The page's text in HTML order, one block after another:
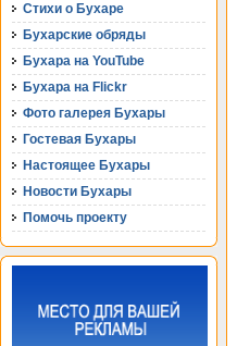
Стихи о Бухаре
Бухарские обряды
Бухара на YouTube
Бухара на Flickr
Фото галерея Бухары
Гостевая Бухары
Настоящее Бухары
Новости Бухары
Помочь проекту